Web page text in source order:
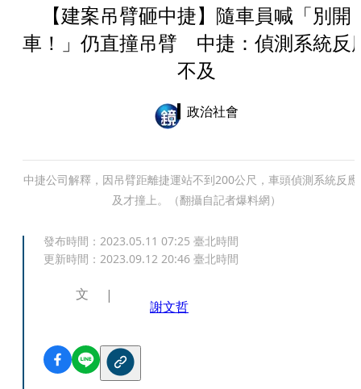
【建案吊臂砸中捷】隨車員喊「別開
車！」仍直撞吊臂 中捷：偵測系統反
不及
政治社會
中捷公司解釋，因吊臂距離捷運站不到200公尺，車頭偵測系統反
及才撞上。（翻攝自記者爆料網）
發布時間： 2023.05.11 07:25 臺北時間
更新時間： 2023.09.12 20:46 臺北時間
文
謝文哲